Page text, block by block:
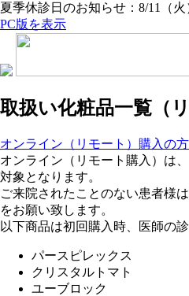
夏季休診日のお知らせ：8/11（火
PC版を表示
取扱い化粧品一覧（
オンライン（リモート）購入
オンライン（リモート購入）は
対象となります。
ご来院されたことのない患者様
をお願い致します。
以下商品は初回購入時、医師の
パースピレックス
クリスタルトマト
ユーブロック